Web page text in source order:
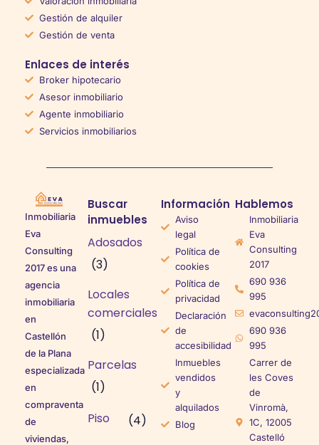
Gestión de alquiler
Gestión de venta
Enlaces de interés
Broker hipotecario
Asesor inmobiliario
Agente inmobiliario
Servicios inmobiliarios
Inmobiliaria
Eva
Consulting
2017 es una
agencia
inmobiliaria
en
Castellón
de la Plana
especializada
en
compraventa
de
viviendas,
Buscar
inmuebles
Adosados
(3)
Locales
comerciales
(1)
Parcelas
(1)
Piso
(4)
Información
Aviso
legal
Política de
cookies
Política de
privacidad
Declaración
de
accesibilidad
Inmuebles
vendidos
y
alquilados
Blog
Hablemos
Inmobiliaria
Eva
Consulting
2017
690 936
995
690 936
995
Carrer de
les Coves
de
Vinromà,
1C, 12005
Castelló